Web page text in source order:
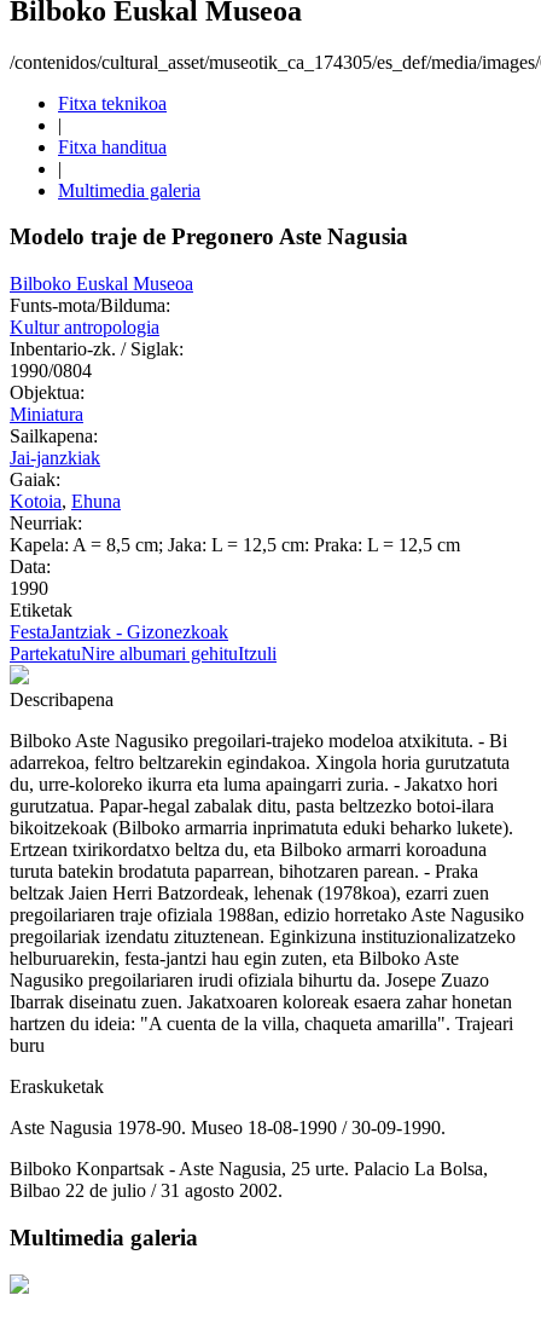
Bilboko Euskal Museoa
/contenidos/cultural_asset/museotik_ca_174305/es_def/media/
Fitxa teknikoa
|
Fitxa handitua
|
Multimedia galeria
Modelo traje de Pregonero Aste Nagusia
Bilboko Euskal Museoa
Funts-mota/Bilduma:
Kultur antropologia
Inbentario-zk. / Siglak:
1990/0804
Objektua:
Miniatura
Sailkapena:
Jai-janzkiak
Gaiak:
Kotoia, Ehuna
Neurriak:
Kapela: A = 8,5 cm; Jaka: L = 12,5 cm: Praka: L = 12,5 cm
Data:
1990
Etiketak
FestaJantziak - Gizonezkoak
PartekatuNire albumari gehituItzuli
Describapena
Bilboko Aste Nagusiko pregoilari-trajeko modeloa atxikituta. - Bi
adarrekoa, feltro beltzarekin egindakoa. Xingola horia gurutzatuta
du, urre-koloreko ikurra eta luma apaingarri zuria. - Jakatxo hori
gurutzatua. Papar-hegal zabalak ditu, pasta beltzezko botoi-ilara
bikoitzekoak (Bilboko armarria inprimatuta eduki beharko lukete).
Ertzean txirikordatxo beltza du, eta Bilboko armarri koroaduna
turuta batekin brodatuta paparrean, bihotzaren parean. - Praka
beltzak Jaien Herri Batzordeak, lehenak (1978koa), ezarri zuen
pregoilariaren traje ofiziala 1988an, edizio horretako Aste Nagusiko
pregoilariak izendatu zituztenean. Eginkizuna instituzionalizatzeko
helburuarekin, festa-jantzi hau egin zuten, eta Bilboko Aste
Nagusiko pregoilariaren irudi ofiziala bihurtu da. Josepe Zuazo
Ibarrak diseinatu zuen. Jakatxoaren koloreak esaera zahar honetan
hartzen du ideia: "A cuenta de la villa, chaqueta amarilla". Trajeari
buru
Eraskuketak
Aste Nagusia 1978-90. Museo 18-08-1990 / 30-09-1990.
Bilboko Konpartsak - Aste Nagusia, 25 urte. Palacio La Bolsa,
Bilbao 22 de julio / 31 agosto 2002.
Multimedia galeria